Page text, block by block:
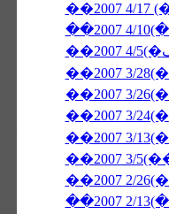
��2007 3/
��2007 2/